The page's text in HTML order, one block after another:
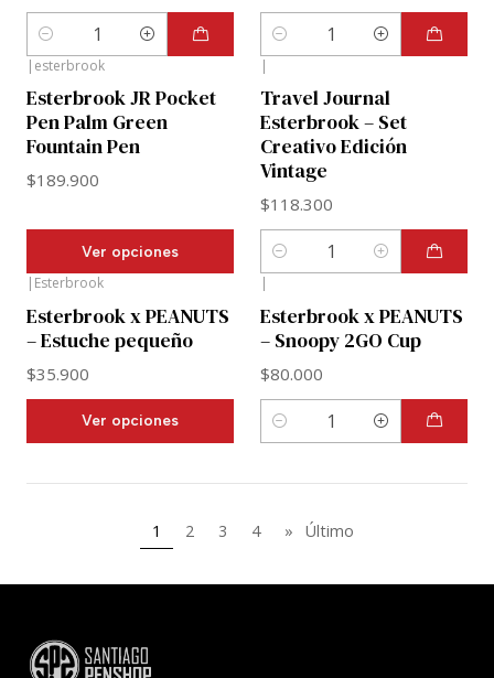
Cantidad Cantidad
| esterbrook
Esterbrook JR Pocket
Pen Palm Green
Fountain Pen
$189.900
Ver opciones
|
Travel Journal
Esterbrook – Set
Creativo Edición
Vintage
$118.300
Cantidad
Esterbrook
Esterbrook x PEANUTS
– Estuche pequeño
$35.900
Ver opciones
Esterbrook x PEANUTS
– Snoopy 2GO Cup
$80.000
Cantidad
1 2 3 4 » Último